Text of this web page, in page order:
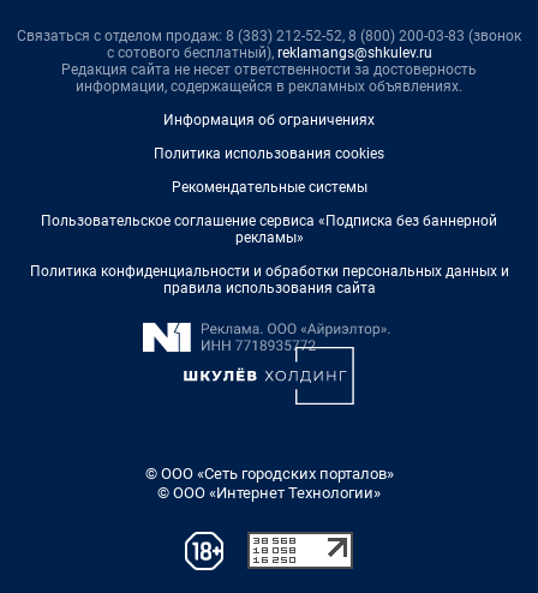
Связаться с отделом продаж: 8 (383) 212-52-52, 8 (800) 200-03-83 (звонок
с сотового бесплатный), reklamangs@shkulev.ru
Редакция сайта не несет ответственности за достоверность
информации, содержащейся в рекламных объявлениях.
Информация об ограничениях
Политика использования cookies
Рекомендательные системы
Пользовательское соглашение сервиса «Подписка без баннерной
рекламы»
Политика конфиденциальности и обработки персональных данных и
правила использования сайта
© ООО «Сеть городских порталов»
© ООО «Интернет Технологии»